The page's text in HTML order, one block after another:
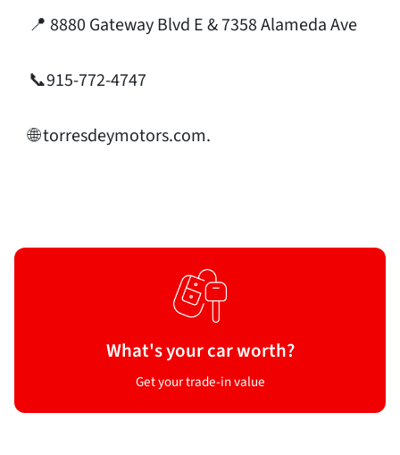
📍 8880 Gateway Blvd E & 7358 Alameda Ave
📞915-772-4747
🌐 torresdeymotors.com.
What's your car worth?
Get your trade-in value